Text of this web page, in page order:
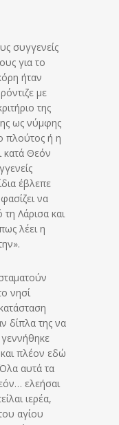
συγγενείς
για το
ήταν
με
της
ως νύμφης
πλούτος ή η
κατά Θεόν
έβλεπε
να
Λάρισα και
λέει η
νησί
δίπλα της να
και πλέον εδώ
Όλα αυτά τα
ελεήσαι
ιερέα,
αγίου